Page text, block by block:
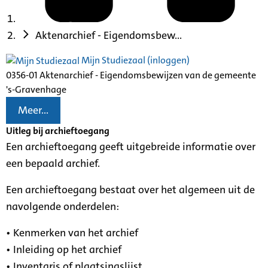
Aktenarchief - Eigendomsbew...
Mijn Studiezaal (inloggen)
0356-01 Aktenarchief - Eigendomsbewijzen van de gemeente
's-Gravenhage
Meer...
Uitleg bij archieftoegang
Een archieftoegang geeft uitgebreide informatie over
een bepaald archief.
Een archieftoegang bestaat over het algemeen uit de
navolgende onderdelen:
• Kenmerken van het archief
• Inleiding op het archief